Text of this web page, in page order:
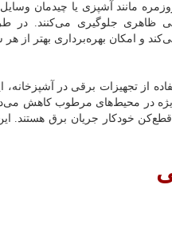
مانند آشپزی یا چیدمان
ظاهری جلوگیری می‌کنند. در
و امکان بهره‌برداری بهتر از
از تجهیزات برقی در
در محیط‌های مرطوب کاهش
خودکار جریان برق هستند.